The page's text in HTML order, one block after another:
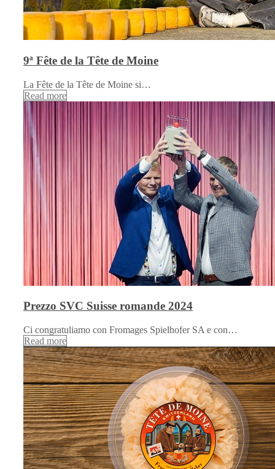
9ª Fête de la Tête de Moine
La Fête de la Tête de Moine si…
Read more
Prezzo SVC Suisse romande 2024
Ci congratuliamo con Fromages Spielhofer SA e con…
Read more